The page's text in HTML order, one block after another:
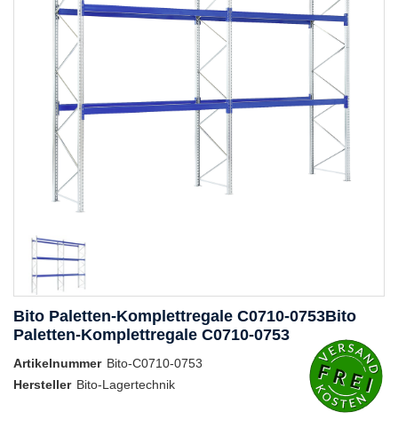
Bito Paletten-Komplettregale C0710-0753Bito
Paletten-Komplettregale C0710-0753
Artikelnummer Bito-C0710-0753
Hersteller Bito-Lagertechnik